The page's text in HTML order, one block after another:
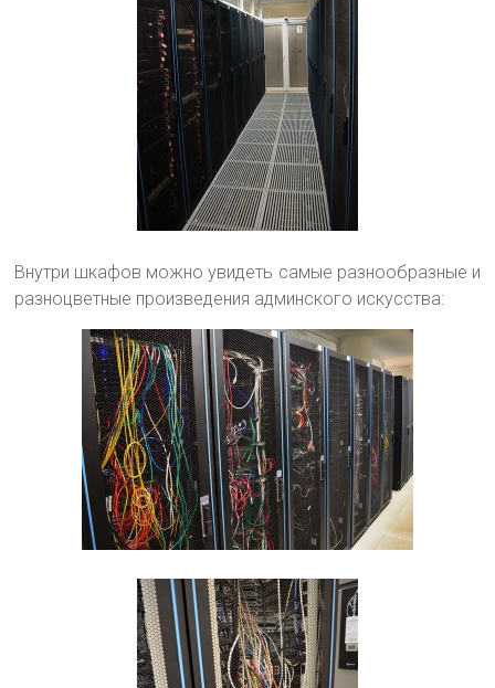
Внутри шкафов можно увидеть самые разнообразные и
разноцветные произведения админского искусства: